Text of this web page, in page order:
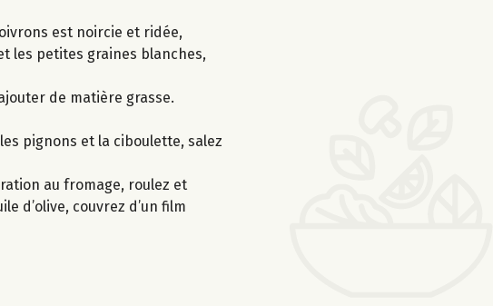
est noircie et ridée,
les petites graines blanches,
de matière grasse.
pignons et la ciboulette, salez
au fromage, roulez et
d’olive, couvrez d’un film